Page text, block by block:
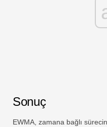
Sonuç
EWMA, zamana bağlı